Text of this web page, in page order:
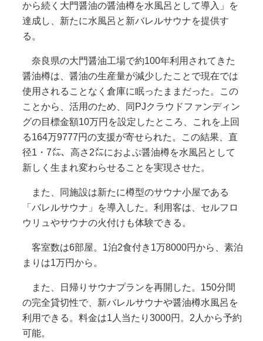
から続く大門醤油の醤油樽を水風呂として導入」を
達成し、新たに水風呂と新バレルサウナを提供す
る。
奈良県の大門醤油工場で約100年利用されてきた
醤油樽は、醤油の生産量が減少したことで現在では
使用されることなく倉庫に眠ったままだった。この
ことから、活用のため、同PJクラウドファンディン
グの目標金額10万円を設定したところ、これを上回
る164万9777円の支援が寄せられた。この結果、直
径1・7㍍、高さ2㍍におよぶ醤油樽を水風呂として
新しく生まれ変わらせることを実現させた。
また、同施設は新たに樽型のサウナ小屋である
「バレルサウナ」を導入した。利用客は、セルフロ
ウリュやサウナの火付けも体験できる。
客室数は6部屋。1泊2食付き1万8000円から、素泊
まりは1万円から。
また、日帰りサウナプランを再開した。150分間
の完全貸切性で、新バレルサウナや醤油樽水風呂を
利用できる。料金は1人当たり3000円。2人から予約
可能。